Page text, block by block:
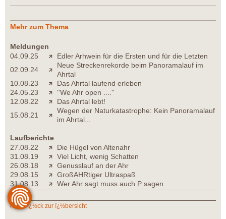
Mehr zum Thema
Meldungen
04.09.25
Edler Arhwein für die Ersten und für die Letzten
02.09.24
Neue Streckenrekorde beim Panoramalauf im
Ahrtal
10.08.23
Das Ahrtal laufend erleben
24.05.23
''We Ahr open ....''
12.08.22
Das Ahrtal lebt!
15.08.21
Wegen der Naturkatastrophe: Kein Panoramalauf
im Ahrtal...
Laufberichte
27.08.22
Die Hügel von Altenahr
31.08.19
Viel Licht, wenig Schatten
26.08.18
Genusslauf an der Ahr
29.08.15
GroßAHRtiger Ultraspaß
31.08.13
Wer Ahr sagt muss auch P sagen
zurï¿½ck zur ï¿½bersicht